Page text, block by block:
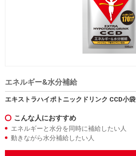
エネルギー&水分補給
エキストラハイポトニックドリンク CCD小袋
こんな人におすすめ
エネルギーと水分を同時に補給したい人
動きながら水分補給したい人